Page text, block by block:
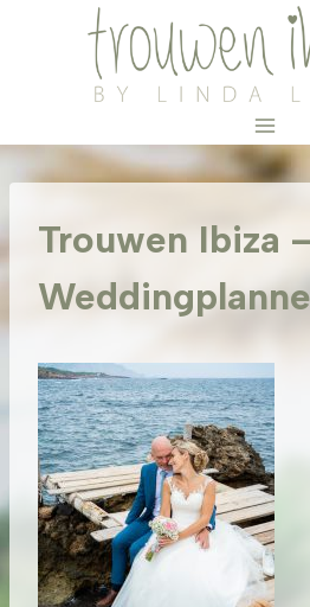
Trouwen Ibiza